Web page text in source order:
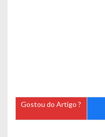
Gostou do Artigo ?